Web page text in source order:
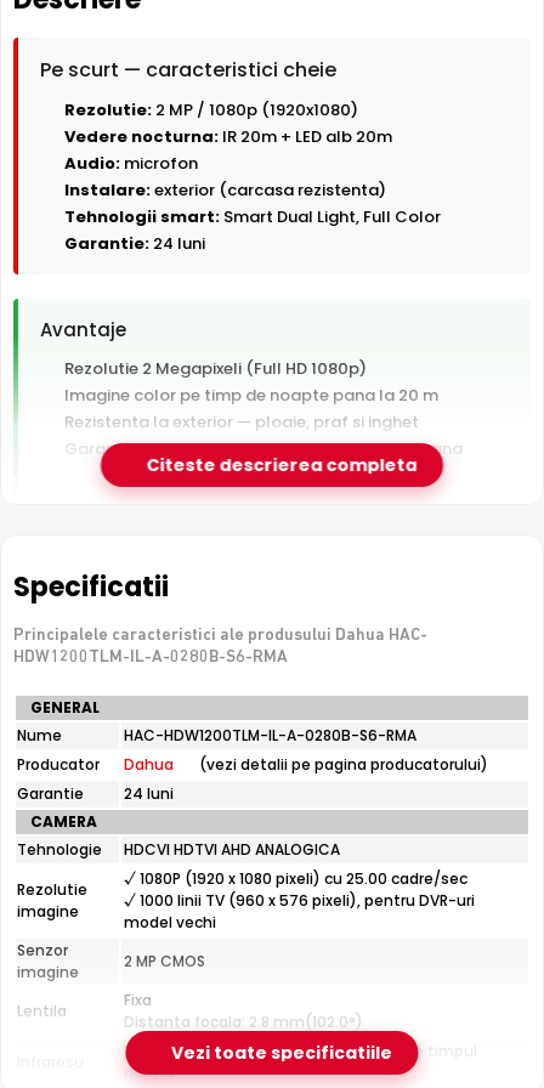
Pe scurt — caracteristici cheie
Rezolutie: 2 MP / 1080p (1920x1080)
Vedere nocturna: IR 20m + LED alb 20m
Audio: microfon
Instalare:exterior (carcasa rezistenta)
Tehnologii smart: Smart Dual Light, Full Color
Garantie: 24 luni
Avantaje
Rezolutie 2 Megapixeli (Full HD 1080p)
Imagine color pe timp de noapte pana la 20 m
Rezistenta la exterior — ploaie, praf si inghet
Garantie 24 luni si suport tehnic gratuit in romana
conecteaza direct la retea
e-Camere.ro recomanda acest produs pentru:
Smart Dual Light
Dahua HAC-HDW1200TLM-IL-A-0280B-S6-RMA combina
infrarosu
functioneaza in mod IR discret, iar cand detecteaza o
miscare, comuta automat pe lumina alba pentru imagini
color clare ale evenimentului.
Citeste descrierea completa
Specificatii
Principalele caracteristici ale produsului Dahua HAC-
HDW1200TLM-IL-A-0280B-S6-RMA
Specificatii
tehnice
Dahua
HAC-
HDW1200TLM-
IL-
A-
0280B-
RMA
GENERAL
Nume
HAC-HDW1200TLM-IL-A-0280B-S6-RMA
Producator
Dahua
(vezi detalii pe pagina producatorului)
Garantie
24 luni
CAMERA
Tehnologie
HDCVI HDTVI AHD ANALOGICA
Rezolutie
imagine
√ 1080P (1920 x 1080 pixeli) cu 25.00 cadre/sec
√ 1000 linii TV (960 x 576 pixeli), pentru DVR-uri
model vechi
Senzor
imagine
2 MP CMOS
Lentila
Fixa
Distanta focala: 2.8 mm(102.0°)
Pana la 20 metri (pentru vizualizarea pe timpul
noptii)
Vezi toate specificatiile